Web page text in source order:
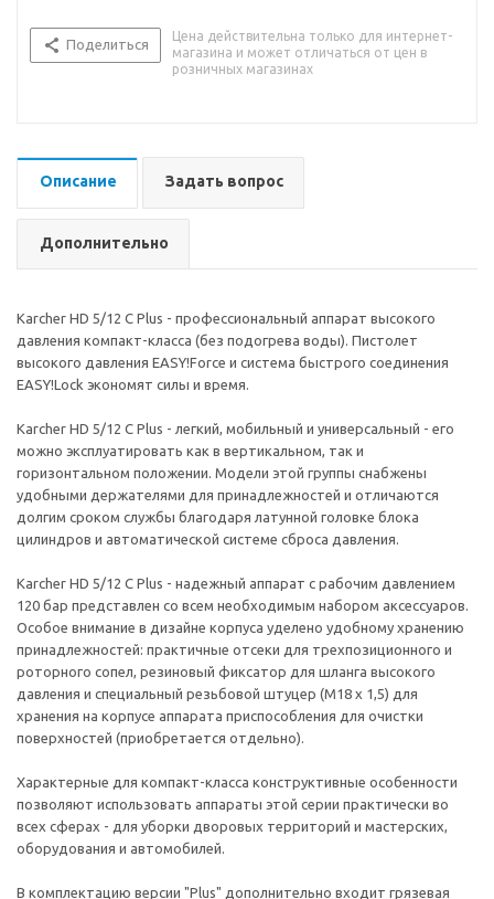
Поделиться
Цена действительна только для интернет-
магазина и может отличаться от цен в
розничных магазинах
Описание Задать вопрос
Дополнительно
Karcher HD 5/12 C Plus - профессиональный аппарат высокого
давления компакт-класса (без подогрева воды). Пистолет
высокого давления EASY!Force и система быстрого соединения
EASY!Lock экономят силы и время.
Karcher HD 5/12 C Plus - легкий, мобильный и универсальный - его
можно эксплуатировать как в вертикальном, так и
горизонтальном положении. Модели этой группы снабжены
удобными держателями для принадлежностей и отличаются
долгим сроком службы благодаря латунной головке блока
цилиндров и автоматической системе сброса давления.
Karcher HD 5/12 C Plus - надежный аппарат с рабочим давлением
120 бар представлен со всем необходимым набором аксессуаров.
Особое внимание в дизайне корпуса уделено удобному хранению
принадлежностей: практичные отсеки для трехпозиционного и
роторного сопел, резиновый фиксатор для шланга высокого
давления и специальный резьбовой штуцер (М18 x 1,5) для
хранения на корпусе аппарата приспособления для очистки
поверхностей (приобретается отдельно).
Характерные для компакт-класса конструктивные особенности
позволяют использовать аппараты этой серии практически во
всех сферах - для уборки дворовых территорий и мастерских,
оборудования и автомобилей.
В комплектацию версии "Plus" дополнительно входит грязевая